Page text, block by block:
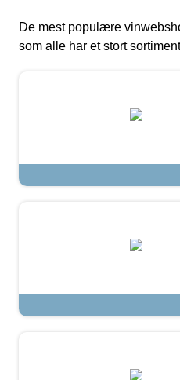
De mest populære
som alle har et stort